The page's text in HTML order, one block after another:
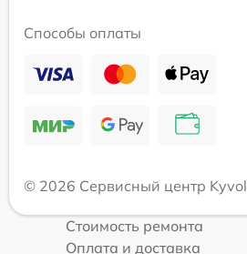
Способы оплаты
© 2026 Сервисный центр Kyvol
Стоимость ремонта
Оплата и доставка